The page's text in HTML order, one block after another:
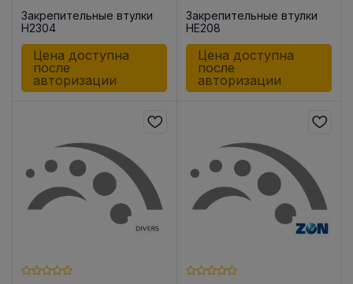
Закрепительные втулки
H2304
Цена доступна
после
авторизации
Закрепительные втулки
HE208
Цена доступна
после
авторизации